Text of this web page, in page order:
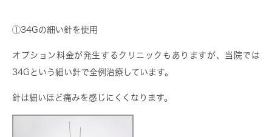
①34Gの細い針を使用
オプション料金が発生するクリニックもありますが、当院では
34Gという細い針で全例治療しています。
針は細いほど痛みを感じにくくなります。